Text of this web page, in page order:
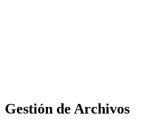
Gestión de Archivos